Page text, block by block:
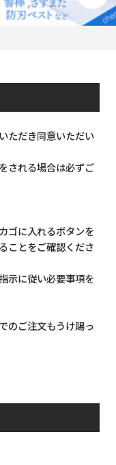
ただき同意いただい
される場合は必ずご
ゴに入れるボタンを
ことをご確認くださ
示に従い必要事項を
のご注文もうけ賜っ